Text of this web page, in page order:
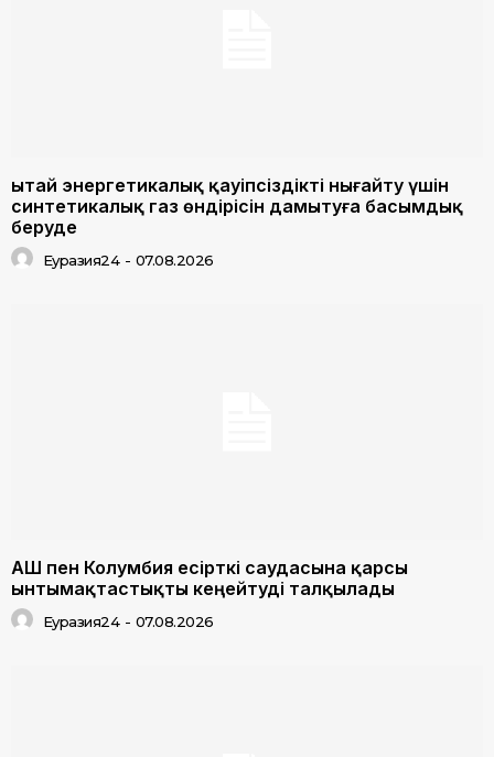
Қытай энергетикалық қауіпсіздікті нығайту үшін
синтетикалық газ өндірісін дамытуға басымдық
беруде
Еуразия24 - 07.08.2026
АҚШ пен Колумбия есірткі саудасына қарсы
ынтымақтастықты кеңейтуді талқылады
Еуразия24 - 07.08.2026